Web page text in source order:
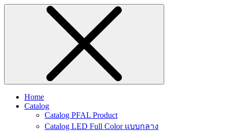
Home
Catalog
Catalog PFAL Product
Catalog LED Full Color แบบกลาง